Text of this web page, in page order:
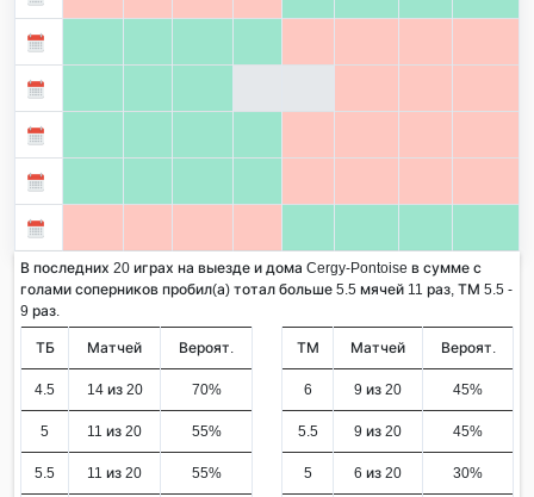
В последних 20 играх на выезде и дома Cergy-Pontoise в сумме с
голами соперников пробил(а) тотал больше 5.5 мячей 11 раз, ТМ 5.5 -
9 раз.
ТБ Матчей Вероят.
4.5 14 из 20 70%
5 11 из 20 55%
5.5 11 из 20 55%
ТМ Матчей Вероят.
6 9 из 20 45%
5.5 9 из 20 45%
5 6 из 20 30%